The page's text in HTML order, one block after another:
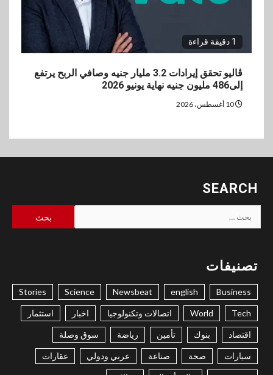
1 دقيقة قراءة
ڤاليو تحقق إيرادات 3.2 مليار جنيه وصافي الربح يرتفع
إلى486 مليون جنيه نهاية يونيو 2026
SEARCH
البحث
عن:
تصنيفات
Business
english
Newsbeat
Science
Stories
Tech
World اتصالات وتكنولوجيا اخبار استثمار
اقتصاد بنوك تأمين رياضة سوق وصلة
سيارات صحة صناعة عربي ودولي عقارات